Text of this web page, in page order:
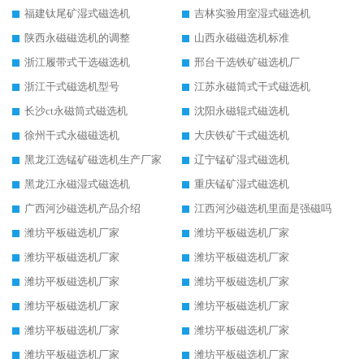
福建钛尾矿湿式磁选机
吉林实验用室湿式磁选机
陕西永磁磁选机的调整
山西永磁磁选机标准
浙江履带式干选磁选机
邢台干选铁矿磁选机厂
浙江干式磁选机型号
江苏永磁筒式干式磁选机
长沙ct永磁筒式磁选机
沈阳永磁辊式磁选机
徐州干式永磁磁选机
大庆铁矿干式磁选机
黑龙江选锰矿磁选机生产厂家
辽宁锰矿湿式磁选机
黑龙江永磁湿式磁选机
重庆锰矿湿式磁选机
广西河沙磁选机产品介绍
江西河沙磁选机里面是强磁吗
潍坊平板磁选机厂家
潍坊平板磁选机厂家
潍坊平板磁选机厂家
潍坊平板磁选机厂家
潍坊平板磁选机厂家
潍坊平板磁选机厂家
潍坊平板磁选机厂家
潍坊平板磁选机厂家
潍坊平板磁选机厂家
潍坊平板磁选机厂家
潍坊平板磁选机厂家
潍坊平板磁选机厂家